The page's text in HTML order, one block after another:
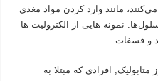
مانند وارد کردن مواد مغذی
نمونه هایی از الکترولیت ها
و فسفات.
افرادی که مبتلا به